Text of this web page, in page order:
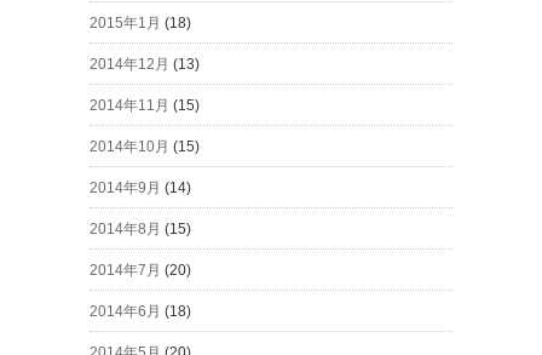
2015年1月 (18)
2014年12月 (13)
2014年11月 (15)
2014年10月 (15)
2014年9月 (14)
2014年8月 (15)
2014年7月 (20)
2014年6月 (18)